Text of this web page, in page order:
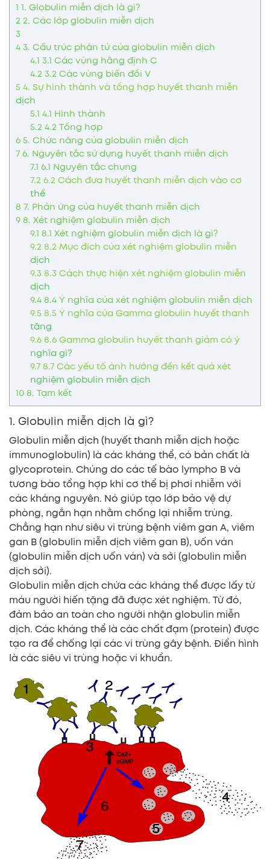
1 1. Globulin miễn dịch là gì?
22. Các lớp globulin miễn dịch
3
43. Cấu trúc phân tử của globulin miễn dịch
4.1 3.1 Các vùng hằng định C
4.23.2 Các vùng biến đổi V
54. Sự hình thành và tổng hợp huyết thanh miễn
dịch
5.1 4.1 Hình thành
5.24.2 Tổng hợp
65. Chức năng của globulin miễn dịch
76. Nguyên tắc sử dụng huyết thanh miễn dịch
7.1 6.1 Nguyên tắc chung
7.26.2 Cách đưa huyết thanh miễn dịch vào cơ
thể
8 7. Phản ứng của huyết thanh miễn dịch
98. Xét nghiệm globulin miễn dịch
9.1 8.1 Xét nghiệm globulin miễn dịch là gì?
9.28.2 Mục đích của xét nghiệm globulin miễn
dịch
9.38.3 Cách thực hiện xét nghiệm globulin miễn
dịch
9.48.4 Ý nghĩa của xét nghiệm globulin miễn dịch
9.58.5 Ý nghĩa của Gamma globulin huyết thanh
tăng
9.68.6 Gamma globulin huyết thanh giảm có ý
nghĩa gì?
9.78.7 Các yếu tố ảnh hưởng đến kết quả xét
nghiệm globulin miễn dịch
108. Tạm kết
1. Globulin miễn dịch là gì?
Globulin miễn dịch (huyết thanh miễn dịch hoặc
immunoglobulin) là các kháng thể, có bản chất là
glycoprotein. Chúng do các tế bào lympho B và
tương bào tổng hợp khi cơ thể bị phơi nhiễm với
các kháng nguyên. Nó giúp tạo lớp bảo vệ dự
phòng, ngắn hạn nhằm chống lại nhiễm trùng.
Chẳng hạn như siêu vi trùng bệnh viêm gan A, viêm
gan B (globulin miễn dịch viêm gan B), uốn ván
(globulin miễn dịch uốn ván) và sởi (globulin miễn
dịch sởi).
Globulin miễn dịch chứa các kháng thể được lấy từ
máu người hiến tặng đã được xét nghiệm. Từ đó,
đảm bảo an toàn cho người nhận globulin miễn
dịch. Các kháng thể là các chất đạm (protein) được
tạo ra để chống lại các vi trùng gây bệnh. Điển hình
là các siêu vi trùng hoặc vi khuẩn.